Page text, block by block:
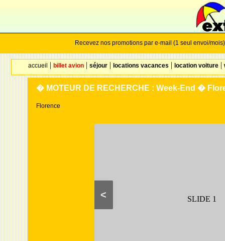
Recevez nos promotions par e-mail (1 seul envoi/mois)
accueil | billet avion| séjour| locations vacances | location voiture|
� MOTEUR DE RECHERCHE : Week-End �
Florence
< SLIDE 1